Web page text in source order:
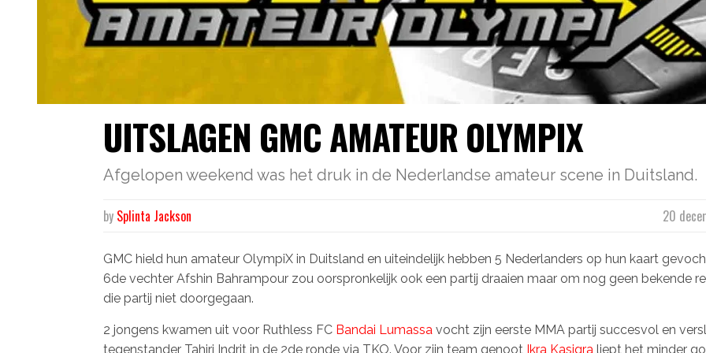
UITSLAGEN GMC AMATEUR OLYMPIX
Afgelopen weekend was het druk in de Nederlandse amateur scene in Duitsland.
20
by Splinta Jackson
GMC hield hun amateur OlympiX in Duitsland en uiteindelijk hebben 5 Nederlanders op hun kaart
6de vechter Afshin Bahrampour zou oorspronkelijk ook een partij draaien maar om nog geen bekende
die partij niet doorgegaan.
2 jongens kwamen uit voor Ruthless FC Bandai Lumassa vocht zijn eerste MMA partij succesvol en
tegenstander Tahiri Indrit in de 2de ronde via TKO. Voor zijn team genoot Ikra Kasigra liept het minder